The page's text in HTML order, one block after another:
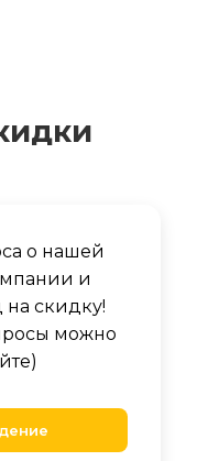
о нашей
и
скидку!
можно